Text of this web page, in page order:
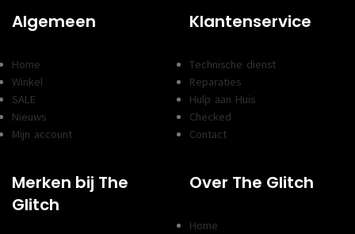
Algemeen
Home
Winkel
SALE
Nieuws
Mijn account
Klantenservice
Technische dienst
Reparaties
Hulp aan Huis
Checked
Contact
Merken bij The
Glitch
Over The Glitch
Home